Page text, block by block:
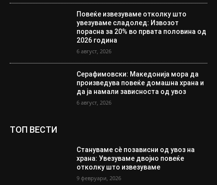
Повеќе извезуваме отколку што
увезуваме сладолед: Извозот
порасна за 20% во првата половина од
2026 година
6 август, 2026
Серафимовски: Македонија мора да
произведува повеќе домашна храна и
да ја намали зависноста од увоз
6 август, 2026
ТОП ВЕСТИ
Стануваме сè позависни од увоз на
храна: Увезуваме двојно повеќе
отколку што извезуваме
9 февруари, 2026